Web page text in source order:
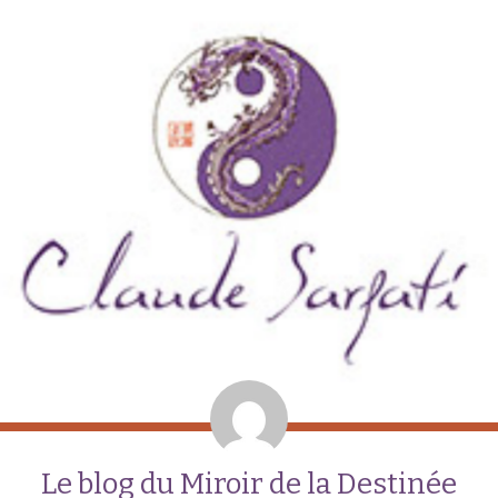
Le blog du Miroir de la Destinée